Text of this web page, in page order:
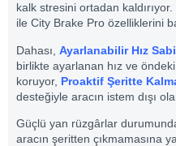
kalk stresini ortadan
ile City Brake Pro özelliklerini
Dahası, Ayarlanabilir Hız
birlikte ayarlanan hız ve
koruyor, Proaktif Şeritte
desteğiyle aracın istem dışı
Güçlü yan rüzgârlar
aracın şeritten çıkmamasına